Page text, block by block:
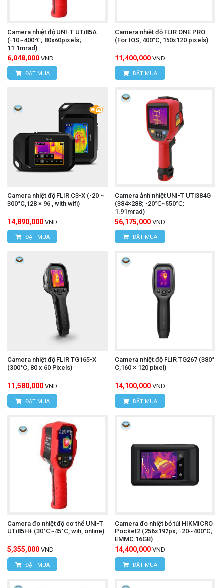
Camera nhiệt độ UNI-T UTi85A
(-10~400℃; 80x60pixels;
11.1mrad)
6,048,000 VND
ĐẶT MUA
Camera nhiệt độ FLIR ONE PRO
(For IOS, 400°C, 160x120 pixels)
11,400,000 VND
ĐẶT MUA
Camera nhiệt độ FLIR C3-X (-20 ~
300°C,128 × 96 , with wifi)
14,890,000 VND
ĐẶT MUA
Camera ảnh nhiệt UNI-T UTi384G
(384×288; -20℃~550℃;
1.91mrad)
56,175,000 VND
ĐẶT MUA
Camera nhiệt độ FLIR TG165-X
(300°C, 80 x 60 Pixels)
11,580,000 VND
ĐẶT MUA
Camera nhiệt độ FLIR TG267 (380°
C,160 × 120 pixel)
14,100,000 VND
ĐẶT MUA
Camera đo nhiệt độ cơ thể UNI-T
UTi85H+ (30˚C~45˚C, wifi, online)
5,355,000 VND
ĐẶT MUA
Camera đo nhiệt bỏ túi HIKMICRO
Pocket2 (256x192px; -20~400°C;
EMMC 16GB)
14,400,000 VND
ĐẶT MUA